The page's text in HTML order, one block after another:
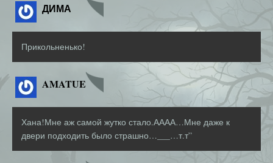
ДИМА
Прикольненько!
AMATUE
Хана!Мне аж самой жутко стало.АААА…Мне даже к
двери подходить было страшно…___…т.т”